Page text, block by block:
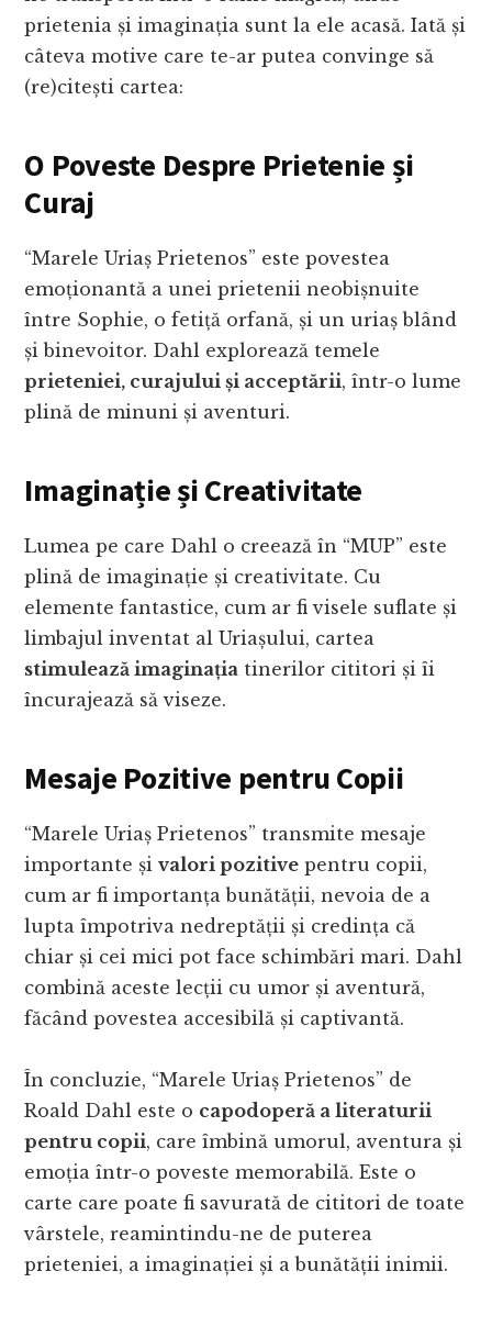
prietenia și imaginația sunt la ele acasă. Iată și
câteva motive care te-ar putea convinge să
(re)citești cartea:
O Poveste Despre Prietenie și
Curaj
“Marele Uriaș Prietenos” este povestea
emoționantă a unei prietenii neobișnuite
între Sophie, o fetiță orfană, și un uriaș blând
și binevoitor. Dahl explorează temele
prieteniei, curajului și acceptării, într-o lume
plină de minuni și aventuri.
Imaginație și Creativitate
Lumea pe care Dahl o creează în “MUP” este
plină de imaginație și creativitate. Cu
elemente fantastice, cum ar fi visele suflate și
limbajul inventat al Uriașului, cartea
stimulează imaginația tinerilor cititori și îi
încurajează să viseze.
Mesaje Pozitive pentru Copii
“Marele Uriaș Prietenos” transmite mesaje
importante șivalori pozitive pentru copii,
cum ar fi importanța bunătății, nevoia de a
lupta împotriva nedreptății și credința că
chiar și cei mici pot face schimbări mari. Dahl
combină aceste lecții cu umor și aventură,
făcând povestea accesibilă și captivantă.
În concluzie, “Marele Uriaș Prietenos” de
Roald Dahl este o capodoperă a literaturii
pentru copii, care îmbină umorul, aventura și
emoția într-o poveste memorabilă. Este o
carte care poate fi savurată de cititori de toate
vârstele, reamintindu-ne de puterea
prieteniei, a imaginației și a bunătății inimii.